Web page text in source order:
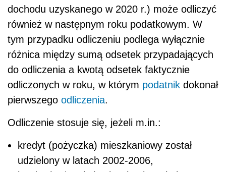
dochodu uzyskanego w 2020 r.) może odliczyć
również w następnym roku podatkowym. W
tym przypadku odliczeniu podlega wyłącznie
różnica między sumą odsetek przypadających
do odliczenia a kwotą odsetek faktycznie
odliczonych w roku, w którym podatnik dokonał
pierwszego odliczenia.
Odliczenie stosuje się, jeżeli m.in.:
kredyt (pożyczka) mieszkaniowy został
udzielony w latach 2002-2006,